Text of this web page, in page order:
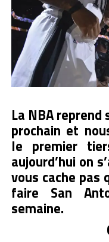
La NBA
prochain et
le premier
aujourd’hui on
vous cache pas
faire San
semaine.